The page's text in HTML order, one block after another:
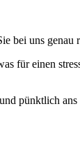
bei uns genau
für einen
pünktlich